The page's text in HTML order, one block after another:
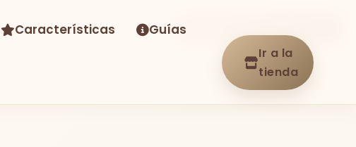
Características Guías
Ir a la
tienda